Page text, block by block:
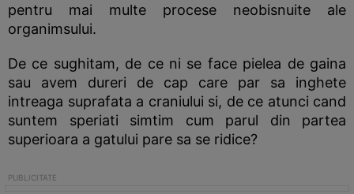
pentru mai multe procese neobisnuite ale
organimsului.
De ce sughitam, de ce ni se face pielea de gaina
sau avem dureri de cap care par sa inghete
intreaga suprafata a craniului si, de ce atunci cand
suntem speriati simtim cum parul din partea
superioara a gatului pare sa se ridice?